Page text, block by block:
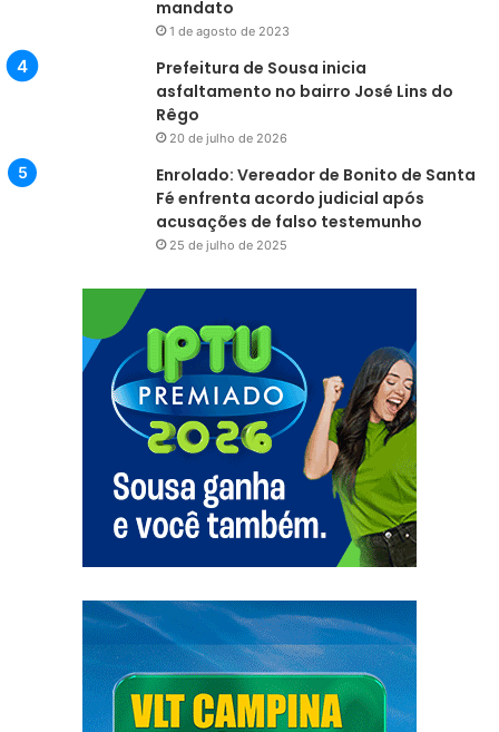
mandato
1 de agosto de 2023
Prefeitura de Sousa inicia
asfaltamento no bairro José Lins do
Rêgo
20 de julho de 2026
Enrolado: Vereador de Bonito de Santa
Fé enfrenta acordo judicial após
acusações de falso testemunho
25 de julho de 2025